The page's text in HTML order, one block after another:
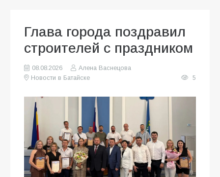
Глава города поздравил
строителей с праздником
08.08.2026
Алена Васнецова
Новости в Батайске
5